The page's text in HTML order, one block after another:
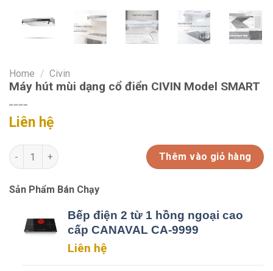
Home / Civin
Máy hút mùi dạng cổ điển CIVIN Model SMART
Liên hệ
Máy hút mùi dạng cổ điển CIVIN Model SMART quantity
Thêm vào giỏ hàng
Sản Phẩm Bán Chạy
Bếp điện 2 từ 1 hồng ngoại cao
cấp CANAVAL CA-9999
Liên hệ